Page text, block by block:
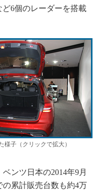
6個のレーダーを搭載
様子（クリックで拡大）
ンツ日本の2014年9月
の累計販売台数も約4万